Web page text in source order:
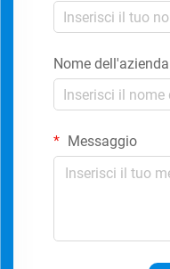
Nome dell'azienda
Messaggio